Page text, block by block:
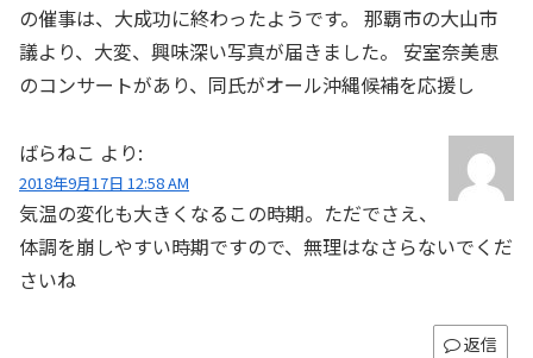
の催事は、大成功に終わったようです。 那覇市の大山市
議より、大変、興味深い写真が届きました。 安室奈美恵
のコンサートがあり、同氏がオール沖縄候補を応援し
ばらねこ より:
2018年9月17日 12:58 AM
気温の変化も大きくなるこの時期。ただでさえ、
体調を崩しやすい時期ですので、無理はなさらないでくだ
さいね
返信